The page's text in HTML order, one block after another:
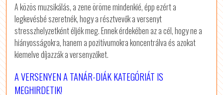
A közös muzsikálás, a zene öröme mindenkié, épp ezért a
legkevésbé szeretnék, hogy a résztvevők a versenyt
stresszhelyzetként éljék meg. Ennek érdekében az a cél, hogy ne a
hiányosságokra, hanem a pozitívumokra koncentrálva és azokat
kiemelve díjazzák a versenyzőket.
A VERSENYEN A TANÁR-DIÁK KATEGÓRIÁT IS
MEGHIRDETIK!